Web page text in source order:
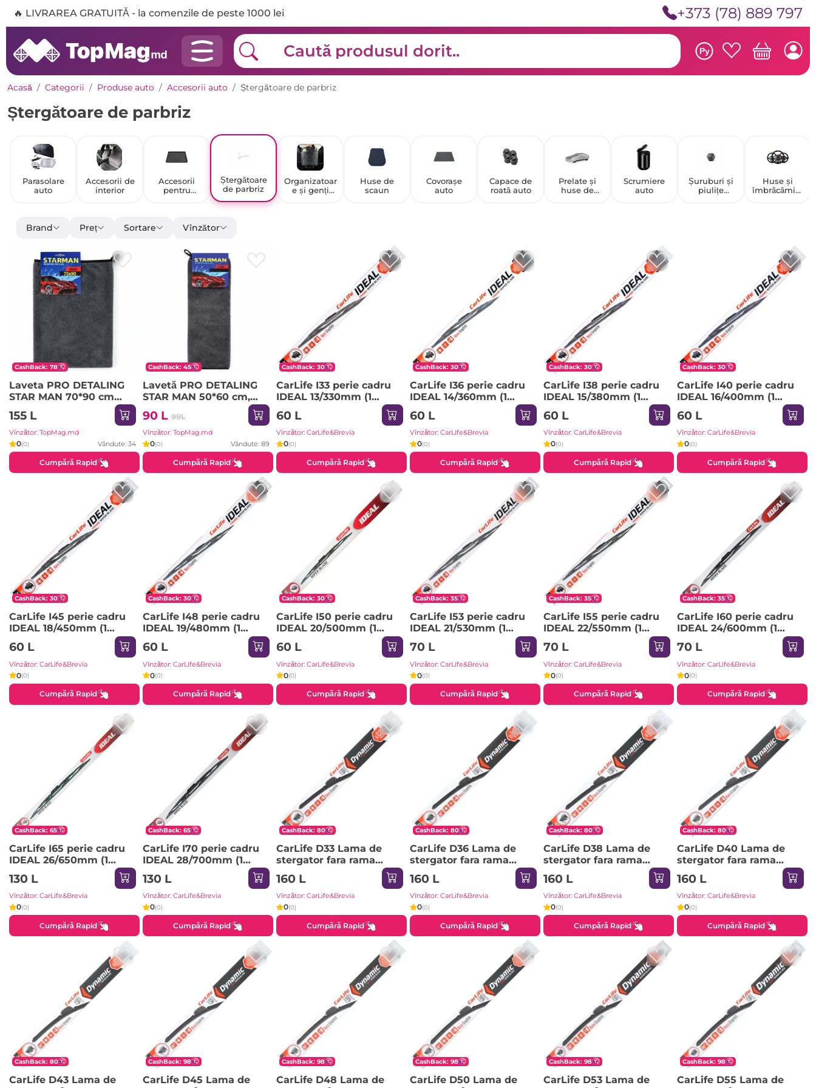
🔥 LIVRAREA GRATUITĂ - la comenzile de peste 1000 lei +373 (78) 889 797
Ру
Acasă Categorii Produse auto Accesorii auto Ștergătoare de parbriz
Ștergătoare de parbriz
Parasolare
auto
Accesorii de
interior
Accesorii
pentru
Ștergătoare
de parbriz
Organizatoar
e și genți
Huse de
scaun
Covorașe
auto
Capace de
roată auto
Prelate și
huse de
Scrumiere
auto
Șuruburi și
piulițe
Huse și
îmbrăcămint
Brand Preț Sortare Vînzător
CashBack: 78
Laveta PRO DETALING
STAR MAN 70*90 cm
Y50-24
155 L
Vînzător: TopMag.md
0(0) Vândute: 34
Cumpără Rapid
CashBack: 45
Lavetă PRO DETALING
STAR MAN 50*60 cm,
Y50-23
90 L 99L
Vînzător: TopMag.md
0(0) Vândute: 89
Cumpără Rapid
CashBack: 30
CarLife I33 perie cadru
IDEAL 13/330mm (1
bucată) 1pci
60 L
Vînzător: CarLife&Brevia
0(0)
Cumpără Rapid
CashBack: 30
CarLife I36 perie cadru
IDEAL 14/360mm (1
lucruri) 1pci
60 L
Vînzător: CarLife&Brevia
0(0)
Cumpără Rapid
CashBack: 30
CarLife I38 perie cadru
IDEAL 15/380mm (1
lucruri) 1pci
60 L
Vînzător: CarLife&Brevia
0(0)
Cumpără Rapid
CashBack: 30
CarLife I40 perie cadru
IDEAL 16/400mm (1
lucruri) 1pci
60 L
Vînzător: CarLife&Brevia
0(0)
Cumpără Rapid
CashBack: 30
CarLife I45 perie cadru
IDEAL 18/450mm (1
lucruri) 1pci
60 L
Vînzător: CarLife&Brevia
0(0)
Cumpără Rapid
CashBack: 30
CarLife I48 perie cadru
IDEAL 19/480mm (1
lucruri) 1pci
60 L
Vînzător: CarLife&Brevia
0(0)
Cumpără Rapid
CashBack: 30
CarLife I50 perie cadru
IDEAL 20/500mm (1
lucruri) 1pci
60 L
Vînzător: CarLife&Brevia
0(0)
Cumpără Rapid
CashBack: 35
CarLife I53 perie cadru
IDEAL 21/530mm (1
lucruri) 1pci
70 L
Vînzător: CarLife&Brevia
0(0)
Cumpără Rapid
CashBack: 35
CarLife I55 perie cadru
IDEAL 22/550mm (1
lucruri) 1pci
70 L
Vînzător: CarLife&Brevia
0(0)
Cumpără Rapid
CashBack: 35
CarLife I60 perie cadru
IDEAL 24/600mm (1
lucruri) 1pci
70 L
Vînzător: CarLife&Brevia
0(0)
Cumpără Rapid
CashBack: 65
CarLife I65 perie cadru
IDEAL 26/650mm (1
130 L
Vînzător: CarLife&Brevia
0(0)
Cumpără Rapid
CashBack: 65
CarLife I70 perie cadru
IDEAL 28/700mm (1
130 L
Vînzător: CarLife&Brevia
0(0)
Cumpără Rapid
CashBack: 80
CarLife D33 Lama de
stergator fara rama
DYNAMIC 13/330mm (1
lucruri) 1pci
160 L
Vînzător: CarLife&Brevia
0(0)
Cumpără Rapid
CashBack: 80
CarLife D36 Lama de
stergator fara rama
DYNAMIC 14/360mm (1
lucruri) 1pci
160 L
Vînzător: CarLife&Brevia
0(0)
Cumpără Rapid
CashBack: 80
CarLife D38 Lama de
stergator fara rama
DYNAMIC 15/380mm (1
lucruri) 1pci
160 L
Vînzător: CarLife&Brevia
0(0)
Cumpără Rapid
CashBack: 80
CarLife D40 Lama de
stergator fara rama
DYNAMIC 16/400mm (1
lucruri) 1pci
160 L
Vînzător: CarLife&Brevia
0(0)
Cumpără Rapid
CashBack: 80
CarLife D43 Lama de
CashBack: 98
CarLife D45 Lama de
CashBack: 98
CarLife D48 Lama de
CashBack: 98
CarLife D50 Lama de
CashBack: 98
CarLife D53 Lama de
CashBack: 98
CarLife D55 Lama de